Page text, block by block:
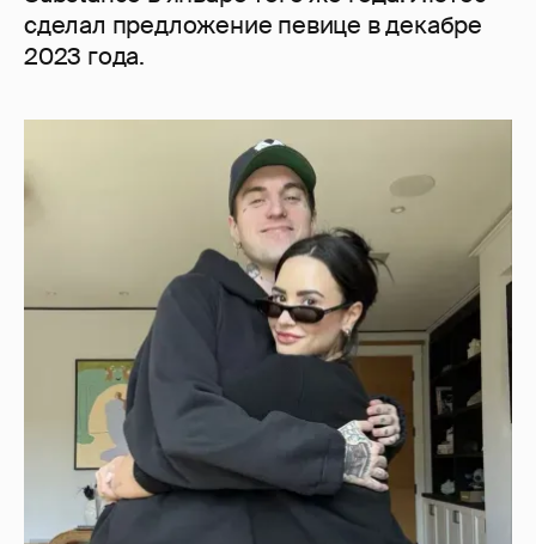
сделал предложение певице в декабре
2023 года.